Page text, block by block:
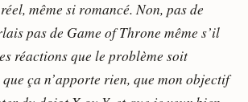
même si romancé. Non, pas de
pas de Game of Throne même s’il
réactions que le problème soit
ça n’apporte rien, que mon objectif